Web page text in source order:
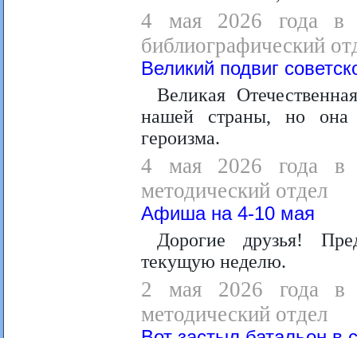
4 мая 2026 года в
библиографический
Великий подвиг
Великая
нашей страны, но она
героизма.
4 мая 2026 года в
методический отдел
Афиша на 4-10 мая
Дорогие друзья!
текущую неделю.
2 мая 2026 года в
методический отдел